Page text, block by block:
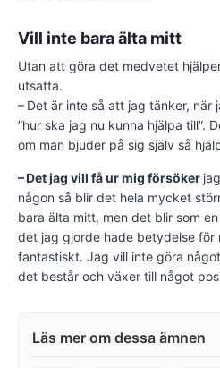
Vill inte bara älta mitt
Utan att göra det medvetet
utsatta.
– Det är inte så att jag tänker,
”hur ska jag nu kunna hjälpa till”.
om man bjuder på sig själv så
– Det jag vill få ur mig försöker
någon så blir det hela mycket
bara älta mitt, men det blir som
det jag gjorde hade betydelse för
fantastiskt. Jag vill inte göra
det består och växer till något